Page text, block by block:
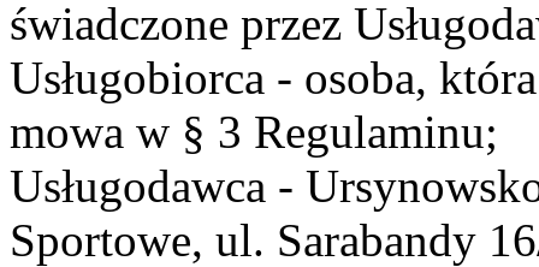
świadczone przez
Usługobiorca - osoba,
mowa w § 3 Regulaminu;
Usługodawca -
Sportowe, ul. Sarabandy